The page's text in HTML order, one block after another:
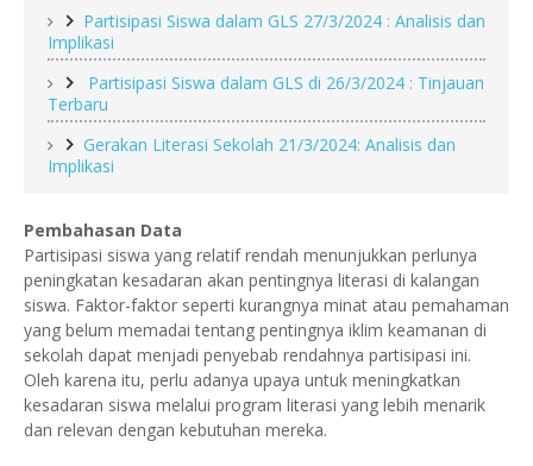
Partisipasi Siswa dalam GLS 27/3/2024 : Analisis dan
Implikasi
Partisipasi Siswa dalam GLS di 26/3/2024 : Tinjauan
Terbaru
Gerakan Literasi Sekolah 21/3/2024: Analisis dan
Implikasi
Pembahasan Data
Partisipasi siswa yang relatif rendah menunjukkan perlunya
peningkatan kesadaran akan pentingnya literasi di kalangan
siswa. Faktor-faktor seperti kurangnya minat atau pemahaman
yang belum memadai tentang pentingnya iklim keamanan di
sekolah dapat menjadi penyebab rendahnya partisipasi ini.
Oleh karena itu, perlu adanya upaya untuk meningkatkan
kesadaran siswa melalui program literasi yang lebih menarik
dan relevan dengan kebutuhan mereka.